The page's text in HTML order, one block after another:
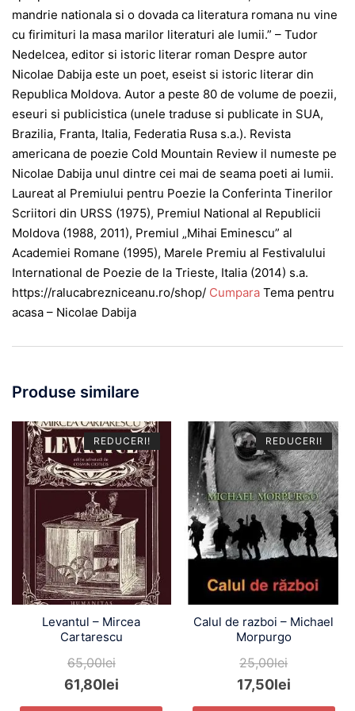
mandrie nationala si o dovada ca literatura romana nu vine
cu firimituri la masa marilor literaturi ale lumii.” – Tudor
Nedelcea, editor si istoric literar roman Despre autor
Nicolae Dabija este un poet, eseist si istoric literar din
Republica Moldova. Autor a peste 80 de volume de poezii,
eseuri si publicistica (unele traduse si publicate in SUA,
Brazilia, Franta, Italia, Federatia Rusa s.a.). Revista
americana de poezie Cold Mountain Review il numeste pe
Nicolae Dabija unul dintre cei mai de seama poeti ai lumii.
Laureat al Premiului pentru Poezie la Conferinta Tinerilor
Scriitori din URSS (1975), Premiul National al Republicii
Moldova (1988, 2011), Premiul „Mihai Eminescu” al
Academiei Romane (1995), Marele Premiu al Festivalului
International de Poezie de la Trieste, Italia (2014) s.a.
https://ralucabrezniceanu.ro/shop/ Cumpara Tema pentru
acasa – Nicolae Dabija
Produse similare
REDUCERI!
Levantul – Mircea
Cartarescu
65,00lei
61,80lei
REDUCERI!
Calul de razboi – Michael
Morpurgo
25,00lei
17,50lei